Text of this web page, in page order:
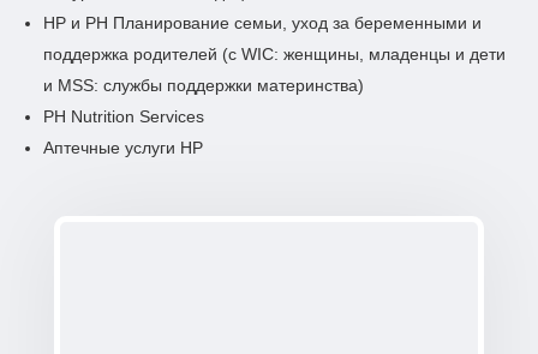
HP и PH Планирование семьи, уход за беременными и
поддержка родителей (с WIC: женщины, младенцы и дети
и MSS: службы поддержки материнства)
PH Nutrition Services
Аптечные услуги HP